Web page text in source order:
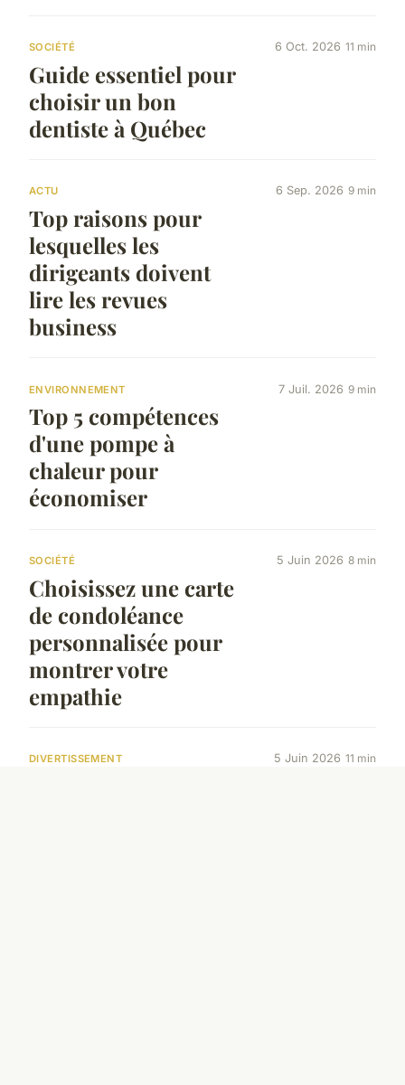
SOCIÉTÉ
Guide essentiel pour
choisir un bon
dentiste à Québec
6 Oct. 2026 11 min
ACTU
Top raisons pour
lesquelles les
dirigeants doivent
lire les revues
business
6 Sep. 2026 9 min
ENVIRONNEMENT
Top 5 compétences
d'une pompe à
chaleur pour
économiser
7 Juil. 2026 9 min
SOCIÉTÉ
Choisissez une carte
de condoléance
personnalisée pour
montrer votre
empathie
5 Juin 2026 8 min
DIVERTISSEMENT 5 Juin 2026 11 min